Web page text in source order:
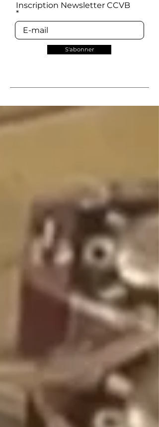
Inscription Newsletter CCVB
S'abonner